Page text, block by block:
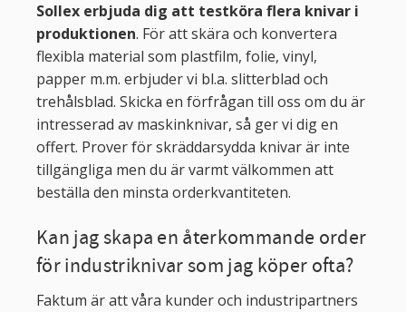
Sollex erbjuda dig att testköra flera knivar i
produktionen. För att skära och konvertera
flexibla material som plastfilm, folie, vinyl,
papper m.m. erbjuder vi bl.a. slitterblad och
trehålsblad. Skicka en förfrågan till oss om du är
intresserad av maskinknivar, så ger vi dig en
offert. Prover för skräddarsydda knivar är inte
tillgängliga men du är varmt välkommen att
beställa den minsta orderkvantiteten.
Kan jag skapa en återkommande order
för industriknivar som jag köper ofta?
Faktum är att våra kunder och industripartners